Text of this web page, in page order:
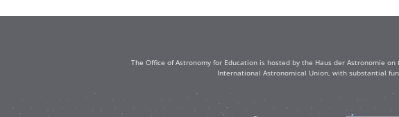
The Office of Astronomy for Education is hosted by the Haus der Astronomie
International Astronomical Union, with substantial